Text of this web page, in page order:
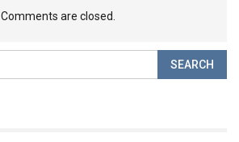
Comments are closed.